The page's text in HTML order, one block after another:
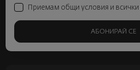
Приемам общи условия и всички
АБОНИРАЙ СЕ